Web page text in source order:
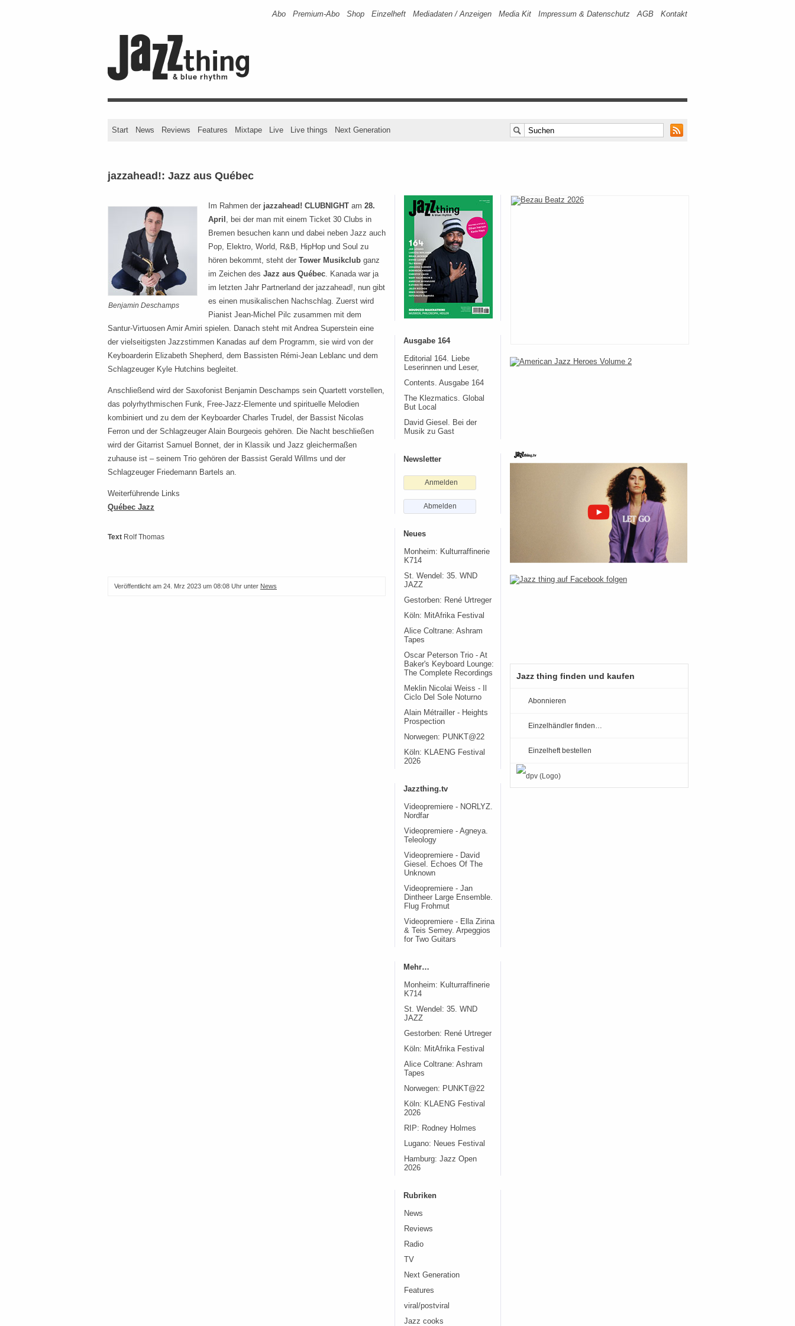
Abo Premium-Abo Shop Einzelheft Mediadaten / Anzeigen Media Kit Impressum & Datenschutz AGB Kontakt
Start News Reviews Features Mixtape Live Live things Next Generation
jazzahead!: Jazz aus Québec
Benjamin Deschamps
Im Rahmen der jazzahead! CLUBNIGHT am 28.
April , bei der man mit einem Ticket 30 Clubs in
Bremen besuchen kann und dabei neben Jazz auch
Pop, Elektro, World, R&B, HipHop und Soul zu
hören bekommt, steht der Tower Musikclub ganz
im Zeichen des Jazz aus Québec. Kanada war ja
im letzten Jahr Partnerland der jazzahead!, nun gibt
es einen musikalischen Nachschlag. Zuerst wird
Pianist Jean-Michel Pilc zusammen mit dem
Santur-Virtuosen Amir Amiri spielen. Danach steht mit Andrea Superstein eine
der vielseitigsten Jazzstimmen Kanadas auf dem Programm, sie wird von der
Keyboarderin Elizabeth Shepherd, dem Bassisten Rémi-Jean Leblanc und dem
Schlagzeuger Kyle Hutchins begleitet.
Anschließend wird der Saxofonist Benjamin Deschamps sein Quartett vorstellen,
das polyrhythmischen Funk, Free-Jazz-Elemente und spirituelle Melodien
kombiniert und zu dem der Keyboarder Charles Trudel, der Bassist Nicolas
Ferron und der Schlagzeuger Alain Bourgeois gehören. Die Nacht beschließen
wird der Gitarrist Samuel Bonnet, der in Klassik und Jazz gleichermaßen
zuhause ist – seinem Trio gehören der Bassist Gerald Willms und der
Schlagzeuger Friedemann Bartels an.
Weiterführende Links
Québec Jazz
Text Rolf Thomas
Veröffentlicht am 24. Mrz 2023 um 08:08 Uhr unter News
Ausgabe 164
Editorial 164. Liebe
Leserinnen und Leser,
Contents. Ausgabe 164
The Klezmatics. Global
But Local
David Giesel. Bei der
Musik zu Gast
Newsletter
Anmelden
Abmelden
Neues
Monheim: Kulturraffinerie
K714
St. Wendel: 35. WND
JAZZ
Gestorben: René Urtreger
Köln: MitAfrika Festival
Alice Coltrane: Ashram
Tapes
Oscar Peterson Trio - At
Baker's Keyboard Lounge:
The Complete Recordings
Meklin Nicolai Weiss - Il
Ciclo Del Sole Noturno
Alain Métrailler - Heights
Prospection
Norwegen: PUNKT@22
Köln: KLAENG Festival
2026
Jazzthing.tv
Videopremiere - NORLYZ.
Nordfar
Videopremiere - Agneya.
Teleology
Videopremiere - David
Giesel. Echoes Of The
Unknown
Videopremiere - Jan
Dintheer Large Ensemble.
Flug Frohmut
Videopremiere - Ella Zirina
& Teis Semey. Arpeggios
for Two Guitars
Mehr…
Monheim: Kulturraffinerie
K714
St. Wendel: 35. WND
JAZZ
Gestorben: René Urtreger
Köln: MitAfrika Festival
Alice Coltrane: Ashram
Tapes
Norwegen: PUNKT@22
Köln: KLAENG Festival
2026
RIP: Rodney Holmes
Lugano: Neues Festival
Hamburg: Jazz Open
2026
Rubriken
News
Reviews
Radio
TV
Next Generation
Features
viral/postviral
Jazz cooks
Jazz thing finden und kaufen
Abonnieren
Einzelhändler finden…
Einzelheft bestellen